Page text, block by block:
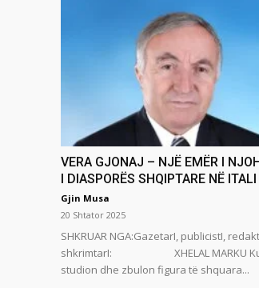
VERA GJONAJ – NJË EMËR I
I DIASPORËS SHQIPTARE NË ITALI
Gjin Musa
20 Shtator 2025
SHKRUAR NGA:GazetarI, publicistI,
shkrimtarI: XHELAL MARKU
studion dhe zbulon figura të shquara...